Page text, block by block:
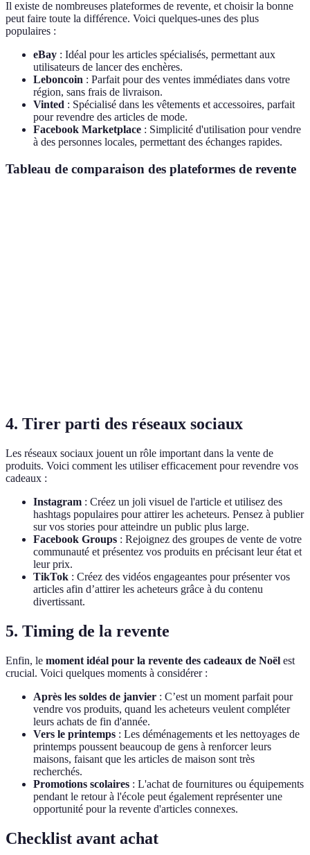
Il existe de nombreuses plateformes de revente, et choisir la bonne
peut faire toute la différence. Voici quelques-unes des plus
populaires :
eBay : Idéal pour les articles spécialisés, permettant aux
utilisateurs de lancer des enchères.
Leboncoin : Parfait pour des ventes immédiates dans votre
région, sans frais de livraison.
Vinted : Spécialisé dans les vêtements et accessoires, parfait
pour revendre des articles de mode.
Facebook Marketplace : Simplicité d'utilisation pour vendre
à des personnes locales, permettant des échanges rapides.
Tableau de comparaison des plateformes de revente
4. Tirer parti des réseaux sociaux
Les réseaux sociaux jouent un rôle important dans la vente de
produits. Voici comment les utiliser efficacement pour revendre vos
cadeaux :
Instagram : Créez un joli visuel de l'article et utilisez des
hashtags populaires pour attirer les acheteurs. Pensez à publier
sur vos stories pour atteindre un public plus large.
Facebook Groups : Rejoignez des groupes de vente de votre
communauté et présentez vos produits en précisant leur état et
leur prix.
TikTok : Créez des vidéos engageantes pour présenter vos
articles afin d’attirer les acheteurs grâce à du contenu
divertissant.
5. Timing de la revente
Enfin, le moment idéal pour la revente des cadeaux de Noël est
crucial. Voici quelques moments à considérer :
Après les soldes de janvier : C’est un moment parfait pour
vendre vos produits, quand les acheteurs veulent compléter
leurs achats de fin d'année.
Vers le printemps : Les déménagements et les nettoyages de
printemps poussent beaucoup de gens à renforcer leurs
maisons, faisant que les articles de maison sont très
recherchés.
Promotions scolaires : L'achat de fournitures ou équipements
pendant le retour à l'école peut également représenter une
opportunité pour la revente d'articles connexes.
Checklist avant achat